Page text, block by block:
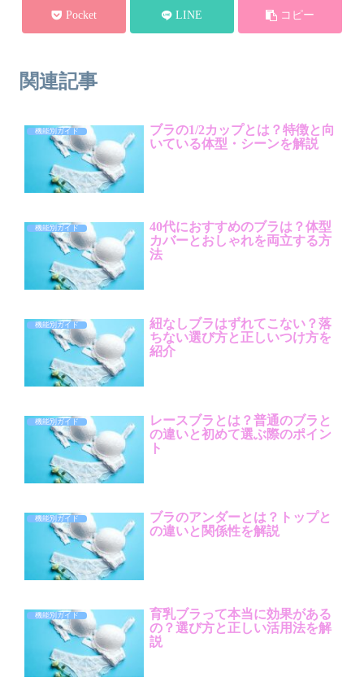
Pocket LINE コピー
関連記事
機能別ガイド
ブラの1/2カップとは？特徴と向
いている体型・シーンを解説
機能別ガイド
40代におすすめのブラは？体型
カバーとおしゃれを両立する方
法
機能別ガイド
紐なしブラはずれてこない？落
ちない選び方と正しいつけ方を
紹介
機能別ガイド
レースブラとは？普通のブラと
の違いと初めて選ぶ際のポイン
ト
機能別ガイド
ブラのアンダーとは？トップと
の違いと関係性を解説
機能別ガイド
育乳ブラって本当に効果がある
の？選び方と正しい活用法を解
説